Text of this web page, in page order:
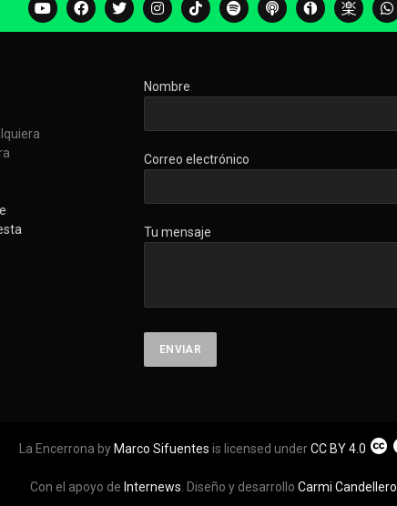
Nombre
Correo electrónico
Tu mensaje
La Encerrona by Marco Sifuentes is licensed underCC BY 4.0
Con el apoyo de Internews . Diseño y desarrollo Carmi Candellero